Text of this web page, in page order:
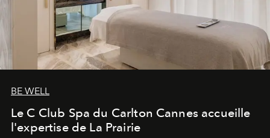
BE WELL
Le C Club Spa du Carlton Cannes accueille
l'expertise de La Prairie